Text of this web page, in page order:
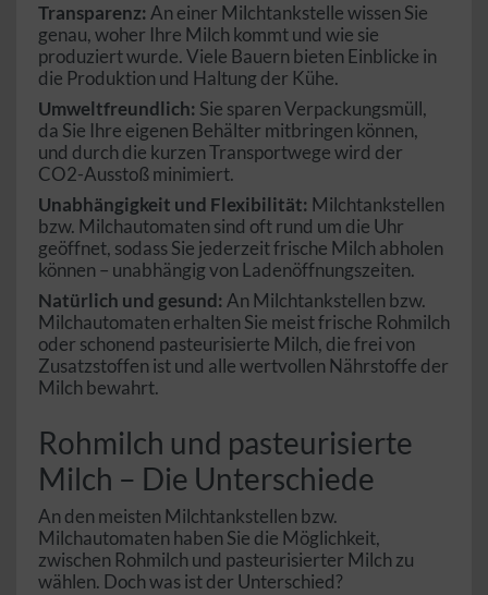
Transparenz:An einer Milchtankstelle wissen Sie
genau, woher Ihre Milch kommt und wie sie
produziert wurde. Viele Bauern bieten Einblicke in
die Produktion und Haltung der Kühe.
Umweltfreundlich: Sie sparen Verpackungsmüll,
da Sie Ihre eigenen Behälter mitbringen können,
und durch die kurzen Transportwege wird der
CO2-Ausstoß minimiert.
Unabhängigkeit und Flexibilität: Milchtankstellen
bzw. Milchautomaten sind oft rund um die Uhr
geöffnet, sodass Sie jederzeit frische Milch abholen
können – unabhängig von Ladenöffnungszeiten.
Natürlich und gesund:An Milchtankstellen bzw.
Milchautomaten erhalten Sie meist frische Rohmilch
oder schonend pasteurisierte Milch, die frei von
Zusatzstoffen ist und alle wertvollen Nährstoffe der
Milch bewahrt.
Rohmilch und pasteurisierte
Milch – Die Unterschiede
An den meisten Milchtankstellen bzw.
Milchautomaten haben Sie die Möglichkeit,
zwischen Rohmilch und pasteurisierter Milch zu
wählen. Doch was ist der Unterschied?